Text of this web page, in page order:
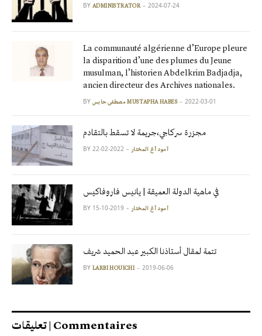
BY ADMINISTRATOR 2024-07-24
La communauté algérienne d’Europe pleure
la disparition d’une des plumes du Jeune
musulman, l’historien Abdelkrim Badjadja,
ancien directeur des Archives nationales.
BY مصطفى حابس MUSTAPHA HABES 2022-03-01
مجزرة سركاجي،جريمة لا تسقط بالتقادم
BY آمود أغ المختار 2022-02-22
في ماهية الدولة العميقة | يانيس فاروفاكيس
BY آمود أغ المختار 2019-10-15
تتمة لمقال أستاذنا الكبير عبد الحميد شريف
BY LARBI HOUICHI 2019-06-06
تعليقات | Commentaires